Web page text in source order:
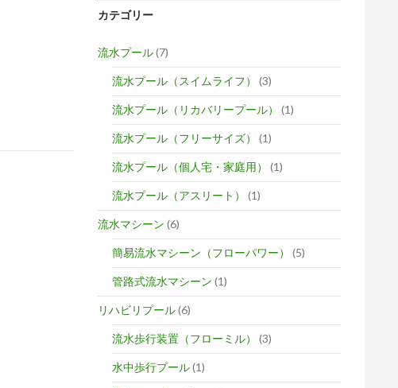
カテゴリー
流水プール(7)
流水プール（スイムライフ） (3)
流水プール（リカバリープール） (1)
流水プール（フリーサイズ） (1)
流水プール（個人宅・家庭用） (1)
流水プール（アスリート） (1)
流水マシーン (6)
簡易流水マシーン（フローパワー） (5)
管路式流水マシーン (1)
リハビリプール(6)
流水歩行装置（フローミル） (3)
水中歩行プール(1)